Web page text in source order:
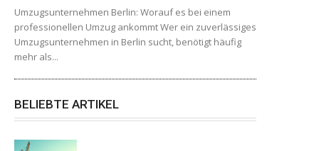
Umzugsunternehmen Berlin: Worauf es bei einem
professionellen Umzug ankommt Wer ein zuverlässiges
Umzugsunternehmen in Berlin sucht, benötigt häufig
mehr als...
BELIEBTE ARTIKEL